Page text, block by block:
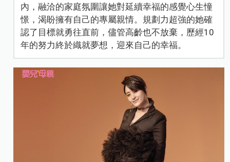
內，融洽的家庭氛圍讓她對延續幸福的感覺心生憧
憬，渴盼擁有自己的專屬親情。規劃力超強的她確
認了目標就勇往直前，儘管高齡也不放棄，歷經10
年的努力終於織就夢想，迎來自己的幸福。